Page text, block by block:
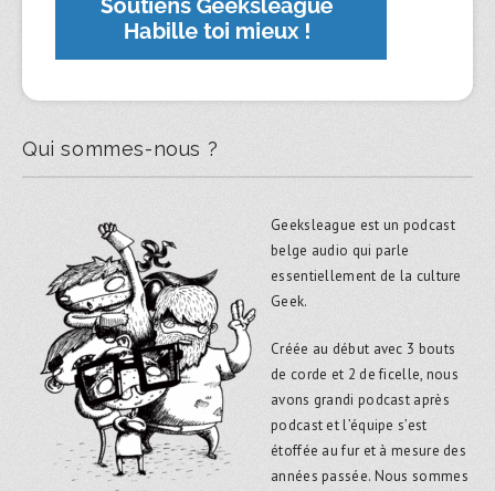
Qui sommes-nous ?
Geeksleague est un podcast
belge audio qui parle
essentiellement de la culture
Geek.
Créée au début avec 3 bouts
de corde et 2 de ficelle, nous
avons grandi podcast après
podcast et l’équipe s’est
étoffée au fur et à mesure des
années passée. Nous sommes